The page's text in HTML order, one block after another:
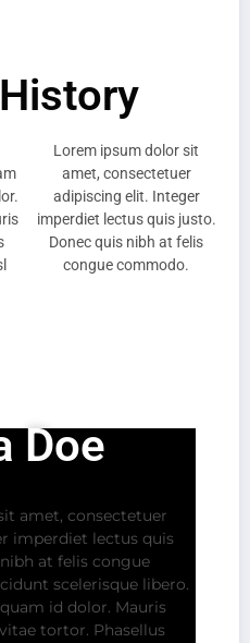
Lorem ipsum dolor sit
amet, consectetuer
adipiscing elit. Integer
imperdiet lectus quis justo.
Donec quis nibh at felis
congue commodo.
Quisque tincidunt
scelerisque libero. Nullam
eget nisl. Aliquam id dolor.
Mauris elementum mauris
vitae tortor. Phasellus
Doe
amet, consectetuer
imperdiet lectus quis
at felis congue
scelerisque libero.
id dolor. Mauris
tortor. Phasellus